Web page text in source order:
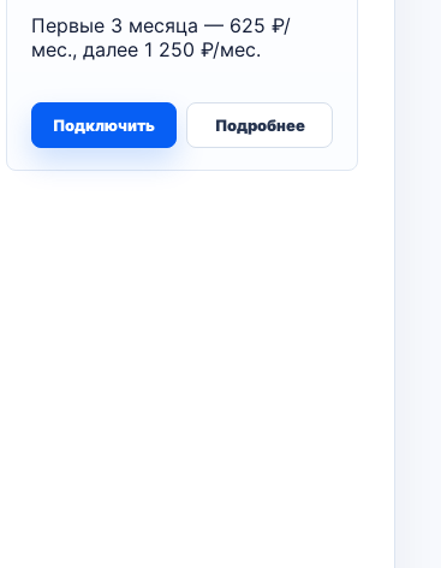
Первые 3 месяца — 625 ₽/
мес., далее 1 250 ₽/мес.
Подключить Подробнее